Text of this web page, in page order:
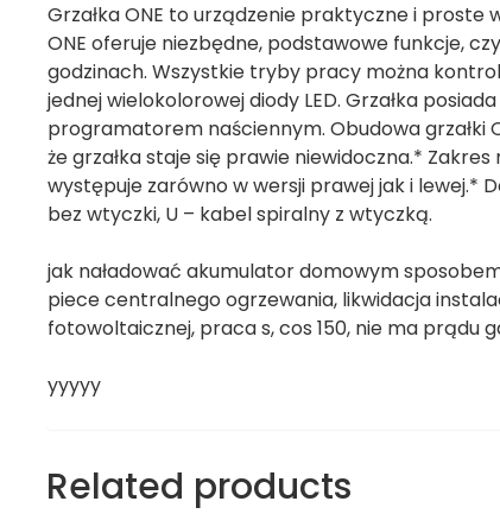
Grzałka ONE to urządzenie praktyczne i proste
ONE oferuje niezbędne, podstawowe funkcje,
godzinach. Wszystkie tryby pracy można
jednej wielokolorowej diody LED. Grzałka
programatorem naściennym. Obudowa grzałki
że grzałka staje się prawie niewidoczna.* Zakres
występuje zarówno w wersji prawej jak i lewej.*
bez wtyczki, U – kabel spiralny z wtyczką.
jak naładować akumulator domowym
piece centralnego ogrzewania, likwidacja
fotowoltaicznej, praca s, cos 150, nie ma prądu
yyyyy
Related products